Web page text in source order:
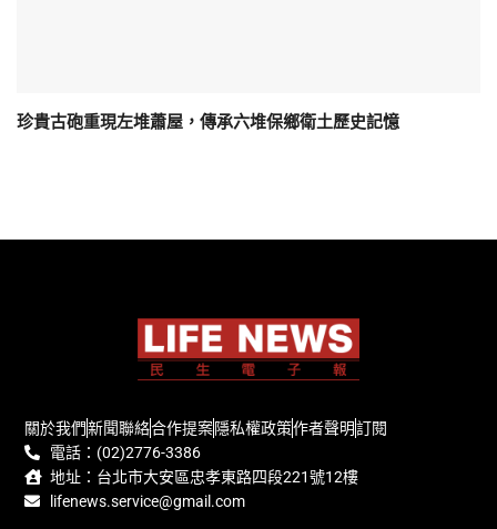
珍貴古砲重現左堆蕭屋，傳承六堆保鄉衛土歷史記憶
關於我們新聞聯絡合作提案隱私權政策作者聲明訂閱
電話：(02)2776-3386
地址：台北市大安區忠孝東路四段221號12樓
lifenews.service@gmail.com